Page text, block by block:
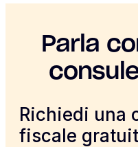
Parla
Richiedi una
fiscale